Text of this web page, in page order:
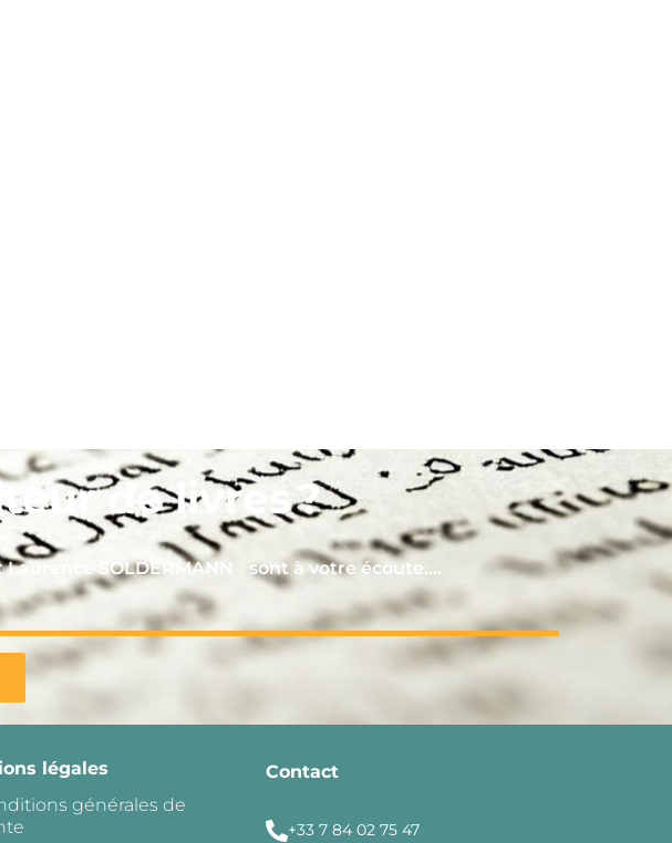
de livres ?
Laurence SOLDERMANN sont à votre écoute….
légales
générales de
Contact
+33 7 84 02 75 47